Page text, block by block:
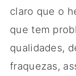
claro que o
que tem
qualidades,
fraquezas,